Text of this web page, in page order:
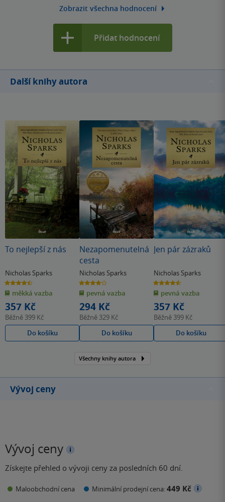
Zobrazit všechna hodnocení
Přidat hodnocení
Další knihy autora
To nejlepší z nás
Nicholas Sparks
4.5
z
5
hvězdiček
měkká vazba
357 Kč
Běžně 399 Kč
Do košíku
Nezapomenutelná
cesta
Nicholas Sparks
4.1
z
5
hvězdiček
pevná vazba
294 Kč
Běžně 329 Kč
Do košíku
Jen pár zázraků
Nicholas Sparks
4.6
z
5
hvězdiček
pevná vazba
357 Kč
Běžně 399 Kč
Do košíku
Všechny knihy autora
Vývoj ceny
Vývoj ceny
Získejte přehled o vývoji ceny za posledních 60 dní.
Maloobchodní cena Minimální prodejní cena:449 Kč